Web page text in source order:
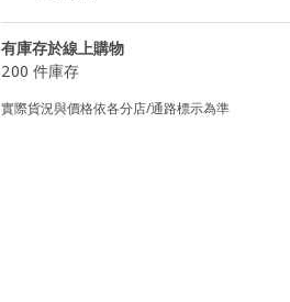
有庫存於線上購物
200 件庫存
實際貨況與價格依各分店/通路標示為準